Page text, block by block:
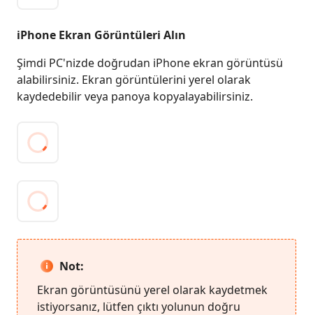
iPhone Ekran Görüntüleri Alın
Şimdi PC'nizde doğrudan iPhone ekran görüntüsü
alabilirsiniz. Ekran görüntülerini yerel olarak
kaydedebilir veya panoya kopyalayabilirsiniz.
Not:
Ekran görüntüsünü yerel olarak kaydetmek
istiyorsanız, lütfen çıktı yolunun doğru